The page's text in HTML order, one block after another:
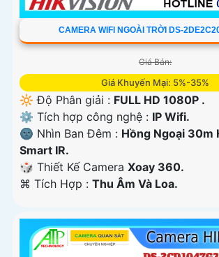
CAMERA WIFI NGOÀI TRỜI DS-
Giá Bán:
Giá Khuyến Mại: 5%-35%
🔆 Độ Phân giải : FULL HD 1080P .
⚙ Tích hợp công nghệ : IP Wifi.
🌚 Nhìn Ban Đêm : Hồng Ngoại 30m
Smart IR.
🎲 Thiết Kế Camera Xoay 360.
️⌘ Tích Hợp : Thu Âm Và Loa.